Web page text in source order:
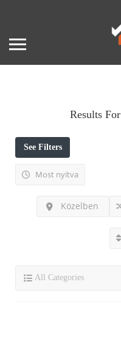
Results For
See Filters
Most nyitva
Közelben